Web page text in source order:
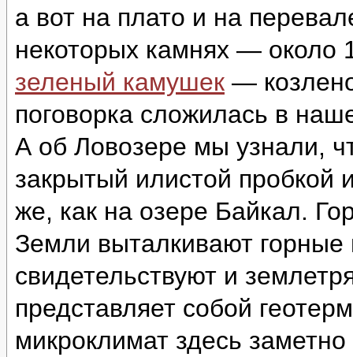
а вот на плато и на
некоторых камнях — около
зеленый камушек —
поговорка сложилась в
А об Ловозере мы узнали,
закрытый илистой пробкой
же, как на озере Байкал.
Земли выталкивают
свидетельствуют и
представляет собой
микроклимат здесь